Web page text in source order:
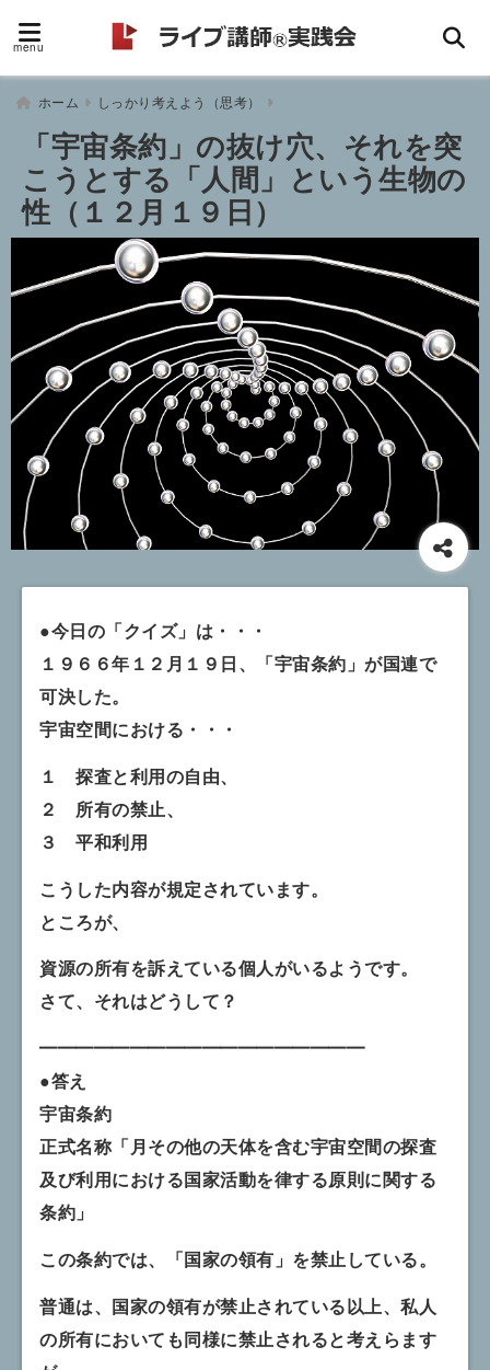
menu
ホーム しっかり考えよう（思考）
「宇宙条約」の抜け穴、それを突
こうとする「人間」という生物の
性（１２月１９日）
●今日の「クイズ」は・・・
１９６６年１２月１９日、「宇宙条約」が国連で
可決した。
宇宙空間における・・・
１ 探査と利用の自由、
２ 所有の禁止、
３ 平和利用
こうした内容が規定されています。
ところが、
資源の所有を訴えている個人がいるようです。
さて、それはどうして？
━━━━━━━━━━━━━━━━━━
●答え
宇宙条約
正式名称「月その他の天体を含む宇宙空間の探査
及び利用における国家活動を律する原則に関する
条約」
この条約では、「国家の領有」を禁止している。
普通は、国家の領有が禁止されている以上、私人
の所有においても同様に禁止されると考えらます